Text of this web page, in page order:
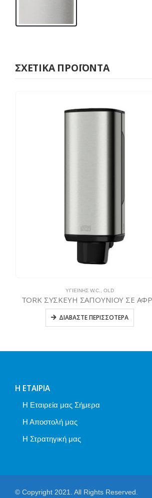
ΣΧΕΤΙΚΆ ΠΡΟΪΌΝΤΑ
TORK ΣΥΣΚΕΥΗ
Η ΕΤΑΙΡΊΑ
Η Εταιρεία μας Σήμερα
Η Αποστολή μας
Η Στρατηγική μας
© Copyright 2021. All Rights Reserved.